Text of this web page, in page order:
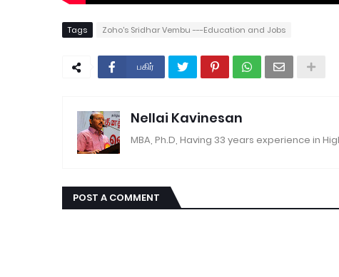
Tags Zoho's Sridhar Vembu ---Education and Jobs
பகிர்
Nellai Kavinesan
MBA, Ph.D, Having 33 years experience in
POST A COMMENT